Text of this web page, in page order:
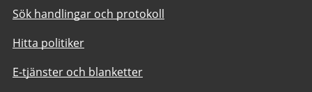
Sök handlingar och protokoll
Hitta politiker
E-tjänster och blanketter